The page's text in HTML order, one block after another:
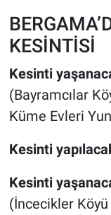
KESİNTİSİ
Kesinti
(Bayramcılar
Küme Evleri
Kesinti
Kesinti
(İncecikler